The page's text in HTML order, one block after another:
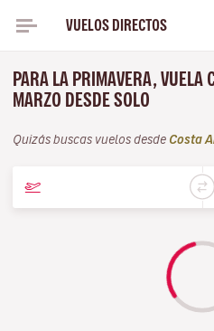
VUELOS DIRECTOS
PARA LA PRIMAVERA, VUELA
MARZO DESDE SOLO
Quizás buscas vuelos desde Costa